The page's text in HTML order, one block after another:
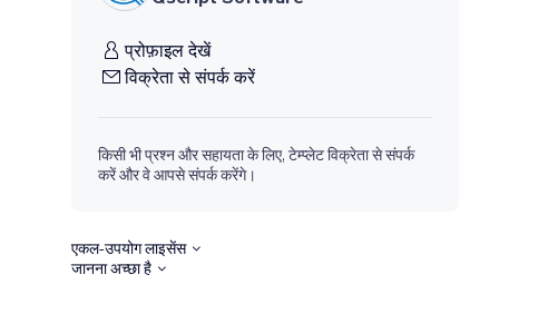
प्रोफ़ाइल देखें
विक्रेता से संपर्क करें
किसी भी प्रश्न और सहायता के लिए, टेम्प्लेट विक्रेता से संपर्क
करें और वे आपसे संपर्क करेंगे।
एकल-उपयोग लाइसेंस
जानना अच्छा है